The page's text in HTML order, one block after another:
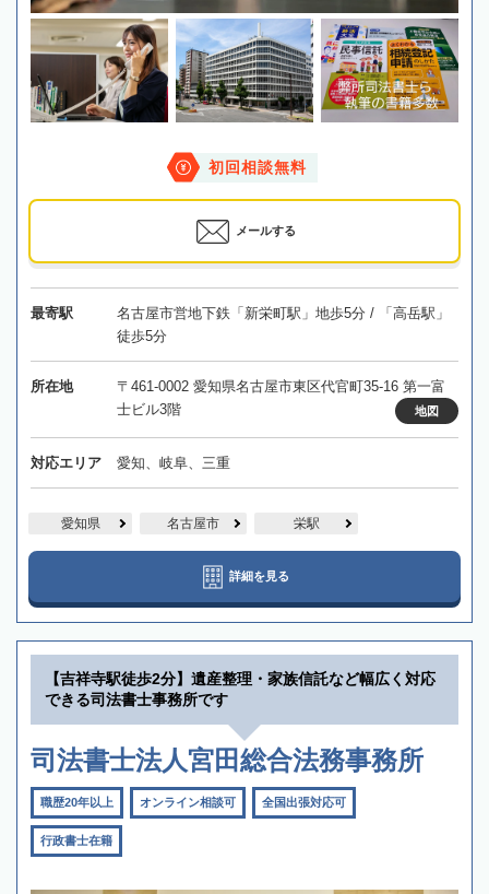
初回相談無料
メールする
最寄駅
名古屋市営地下鉄「新栄町駅」地歩5分 / 「高岳駅」
徒歩5分
所在地
〒461-0002 愛知県名古屋市東区代官町35-16 第一富
士ビル3階
地図
対応エリア 愛知、岐阜、三重
愛知県 名古屋市 栄駅
詳細を見る
【吉祥寺駅徒歩2分】遺産整理・家族信託など幅広く対応
できる司法書士事務所です
司法書士法人宮田総合法務事務所
職歴20年以上 オンライン相談可 全国出張対応可
行政書士在籍